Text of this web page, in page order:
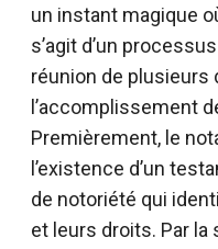
un instant magique
s’agit d’un
réunion de
l’accomplissement
Premièrement, le
l’existence d’un
de notoriété qui
et leurs droits. Par la